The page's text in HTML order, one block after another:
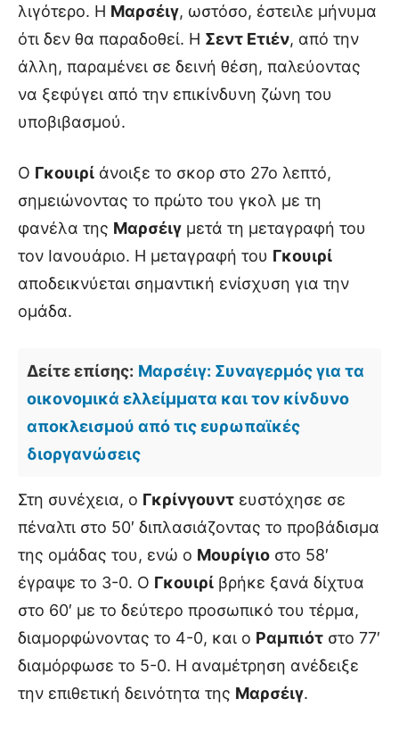
λιγότερο. Η Μαρσέιγ, ωστόσο, έστειλε μήνυμα
ότι δεν θα παραδοθεί. Η Σεντ Ετιέν, από την
άλλη, παραμένει σε δεινή θέση, παλεύοντας
να ξεφύγει από την επικίνδυνη ζώνη του
υποβιβασμού.
Ο Γκουιρί άνοιξε το σκορ στο 27ο λεπτό,
σημειώνοντας το πρώτο του γκολ με τη
φανέλα της Μαρσέιγ μετά τη μεταγραφή του
τον Ιανουάριο. Η μεταγραφή του Γκουιρί
αποδεικνύεται σημαντική ενίσχυση για την
ομάδα.
Δείτε επίσης: Μαρσέιγ: Συναγερμός για τα
οικονομικά ελλείμματα και τον κίνδυνο
αποκλεισμού από τις ευρωπαϊκές
διοργανώσεις
Στη συνέχεια, ο Γκρίνγουντ ευστόχησε σε
πέναλτι στο 50′ διπλασιάζοντας το προβάδισμα
της ομάδας του, ενώ ο Μουρίγιο στο 58′
έγραψε το 3-0. Ο Γκουιρί βρήκε ξανά δίχτυα
στο 60′ με το δεύτερο προσωπικό του τέρμα,
διαμορφώνοντας το 4-0, και ο Ραμπιότ στο 77′
διαμόρφωσε το 5-0. Η αναμέτρηση ανέδειξε
την επιθετική δεινότητα της Μαρσέιγ.